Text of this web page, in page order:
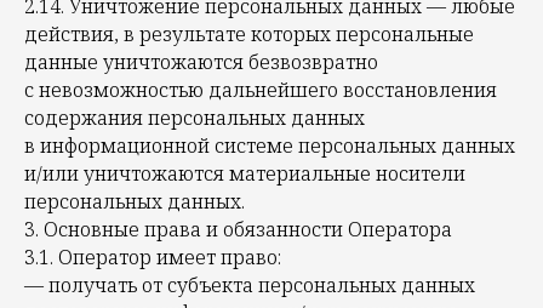
2.14. Уничтожение персональных данных — любые
действия, в результате которых персональные
данные уничтожаются безвозвратно
с невозможностью дальнейшего восстановления
содержания персональных данных
в информационной системе персональных данных
и/или уничтожаются материальные носители
персональных данных.
3. Основные права и обязанности Оператора
3.1. Оператор имеет право:
— получать от субъекта персональных данных